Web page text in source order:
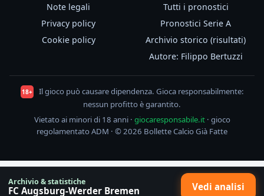
Note legali
Privacy policy
Cookie policy
Tutti i pronostici
Pronostici Serie A
Archivio storico (risultati)
Autore: Filippo Bertuzzi
18+
Il gioco può causare dipendenza. Gioca responsabilmente:
nessun profitto è garantito.
Vietato ai minori di 18 anni · giocaresponsabile.it· gioco
regolamentato ADM · © 2026 Bollette Calcio Già Fatte
Archivio & statistiche
FC Augsburg-Werder Bremen Vedi analisi